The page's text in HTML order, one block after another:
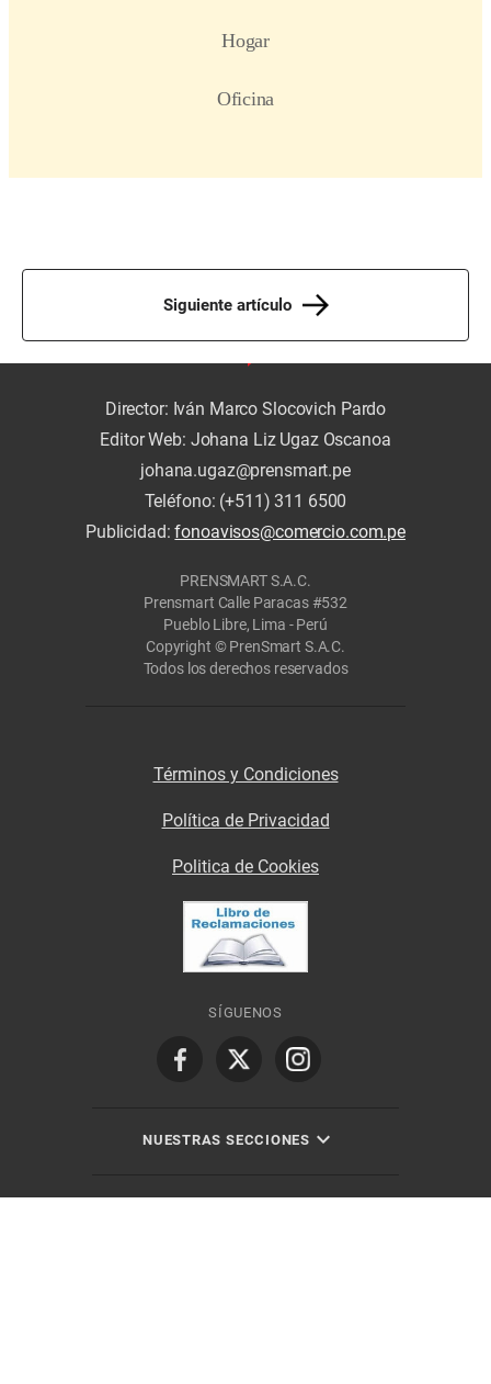
Siguiente artículo
Director: Iván Marco Slocovich Pardo
Editor Web: Johana Liz Ugaz Oscanoa
johana.ugaz@prensmart.pe
Teléfono: (+511) 311 6500
Publicidad:fonoavisos@comercio.com.pe
PRENSMART S.A.C.
Prensmart Calle Paracas #532
Pueblo Libre, Lima - Perú
Copyright © PrenSmart S.A.C.
Todos los derechos reservados
Términos y Condiciones
Política de Privacidad
Politica de Cookies
SÍGUENOS
NUESTRAS SECCIONES